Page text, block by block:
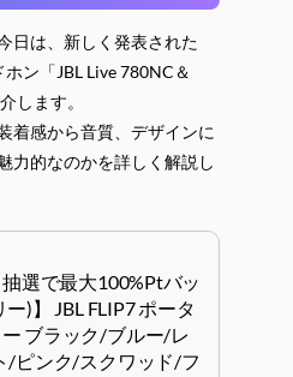
日は、新しく発表された
ン「JBL Live 780NC＆
します。
着感から音質、デザインに
力的なのかを詳しく解説し
抽選で最大100%Ptバッ
)】 JBL FLIP7 ポータ
ブラック/ブルー/レ
/ピンク/スクワッド/フ